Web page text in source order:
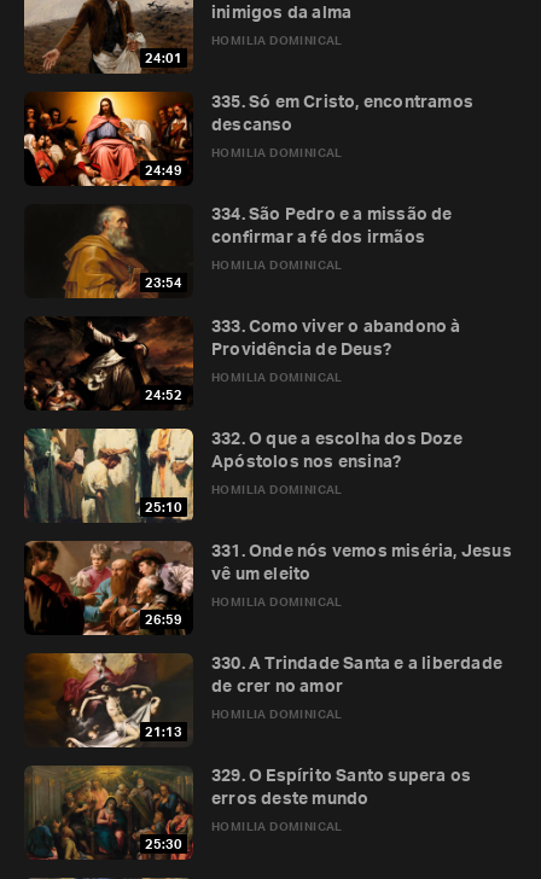
24:01
HOMILIA DOMINICAL
inimigos da alma
24:49
HOMILIA DOMINICAL
335. Só em Cristo, encontramos
descanso
23:54
HOMILIA DOMINICAL
334. São Pedro e a missão de
confirmar a fé dos irmãos
24:52
HOMILIA DOMINICAL
333. Como viver o abandono à
Providência de Deus?
25:10
HOMILIA DOMINICAL
332. O que a escolha dos Doze
Apóstolos nos ensina?
26:59
HOMILIA DOMINICAL
331. Onde nós vemos miséria, Jesus
vê um eleito
21:13
HOMILIA DOMINICAL
330. A Trindade Santa e a liberdade
de crer no amor
25:30
HOMILIA DOMINICAL
329. O Espírito Santo supera os
erros deste mundo